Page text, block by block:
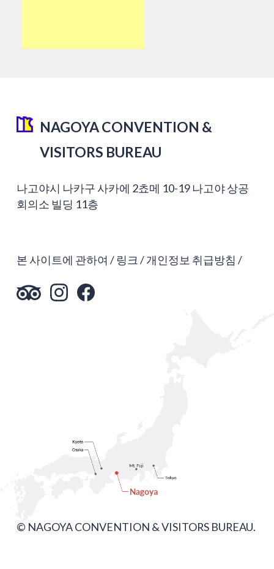
NAGOYA CONVENTION &
VISITORS BUREAU
나고야시 나카구 사카에 2쵸메 10-19 나고야 상공
회의소 빌딩 11층
본 사이트에 관하여 링크 개인정보 취급방침
© NAGOYA CONVENTION & VISITORS BUREAU.